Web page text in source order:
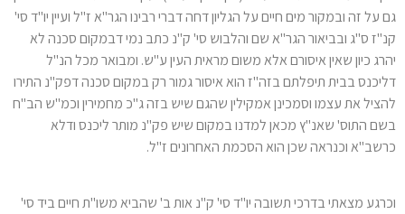
גם על זה ובמקור מים חיים על הגליון דחה דברי רבינו הגר"א ז"ל ועיין יו"ד סי'
קנ"ז ס"ג ובביאור הגר"א שם והלבוש סי' ק"נ כתב נמי דבמקום סכנה לא
יהרג כיון שאין איסורם אלא משום מראית העין ע"ש. ומבואר מכל הנ"ל
דליכנס בבית תיפלתם בזה"ז הוא איסור גמור רק במקום סכנה דפק"נ התירו
להציל את עצמו וסמכינן אמקילין שהגם שיש בזה ג"כ מחמירין וכמ"ש הב"ח
בשם התוס' שאנ"ץ מכאן למדנו במקום שיש פק"נ מותר ליכנס ודלא
כרשב"א וכנראה שכן הוא הסכמת האחרונים ז"ל.
וכרגע מצאתי בדרכי תשובה יו"ד סי' ק"נ אות ב' שהביא משו"ת חיים ביד סי'